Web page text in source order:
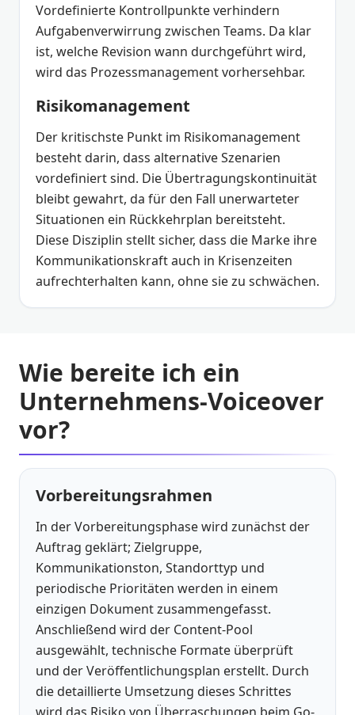
Vordefinierte Kontrollpunkte verhindern
Aufgabenverwirrung zwischen Teams. Da klar
ist, welche Revision wann durchgeführt wird,
wird das Prozessmanagement vorhersehbar.
Risikomanagement
Der kritischste Punkt im Risikomanagement
besteht darin, dass alternative Szenarien
vordefiniert sind. Die Übertragungskontinuität
bleibt gewahrt, da für den Fall unerwarteter
Situationen ein Rückkehrplan bereitsteht.
Diese Disziplin stellt sicher, dass die Marke ihre
Kommunikationskraft auch in Krisenzeiten
aufrechterhalten kann, ohne sie zu schwächen.
Wie bereite ich ein
Unternehmens-Voiceover
vor?
Vorbereitungsrahmen
In der Vorbereitungsphase wird zunächst der
Auftrag geklärt; Zielgruppe,
Kommunikationston, Standorttyp und
periodische Prioritäten werden in einem
einzigen Dokument zusammengefasst.
Anschließend wird der Content-Pool
ausgewählt, technische Formate überprüft
und der Veröffentlichungsplan erstellt. Durch
die detaillierte Umsetzung dieses Schrittes
wird das Risiko von Überraschungen beim Go-